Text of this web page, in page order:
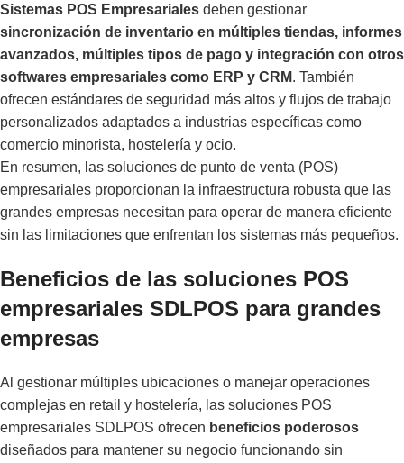
Sistemas POS Empresariales deben gestionar
sincronización de inventario en múltiples tiendas, informes
avanzados, múltiples tipos de pago y integración con otros
softwares empresariales como ERP y CRM. También
ofrecen estándares de seguridad más altos y flujos de trabajo
personalizados adaptados a industrias específicas como
comercio minorista, hostelería y ocio.
En resumen, las soluciones de punto de venta (POS)
empresariales proporcionan la infraestructura robusta que las
grandes empresas necesitan para operar de manera eficiente
sin las limitaciones que enfrentan los sistemas más pequeños.
Beneficios de las soluciones POS
empresariales SDLPOS para grandes
empresas
Al gestionar múltiples ubicaciones o manejar operaciones
complejas en retail y hostelería, las soluciones POS
empresariales SDLPOS ofrecen beneficios poderosos
diseñados para mantener su negocio funcionando sin